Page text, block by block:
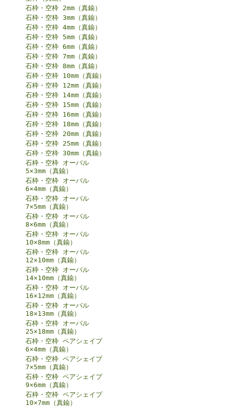
石枠・空枠 2mm（真鍮）
石枠・空枠 3mm（真鍮）
石枠・空枠 4mm（真鍮）
石枠・空枠 5mm（真鍮）
石枠・空枠 6mm（真鍮）
石枠・空枠 7mm（真鍮）
石枠・空枠 8mm（真鍮）
石枠・空枠 10mm（真鍮）
石枠・空枠 12mm（真鍮）
石枠・空枠 14mm（真鍮）
石枠・空枠 15mm（真鍮）
石枠・空枠 16mm（真鍮）
石枠・空枠 18mm（真鍮）
石枠・空枠 20mm（真鍮）
石枠・空枠 25mm（真鍮）
石枠・空枠 30mm（真鍮）
石枠・空枠 オーバル
5×3mm（真鍮）
石枠・空枠 オーバル
6×4mm（真鍮）
石枠・空枠 オーバル
7×5mm（真鍮）
石枠・空枠 オーバル
8×6mm（真鍮）
石枠・空枠 オーバル
10×8mm（真鍮）
石枠・空枠 オーバル
12×10mm（真鍮）
石枠・空枠 オーバル
14×10mm（真鍮）
石枠・空枠 オーバル
16×12mm（真鍮）
石枠・空枠 オーバル
18×13mm（真鍮）
石枠・空枠 オーバル
25×18mm（真鍮）
石枠・空枠 ペアシェイプ
6×4mm（真鍮）
石枠・空枠 ペアシェイプ
7×5mm（真鍮）
石枠・空枠 ペアシェイプ
9×6mm（真鍮）
石枠・空枠 ペアシェイプ
10×7mm（真鍮）